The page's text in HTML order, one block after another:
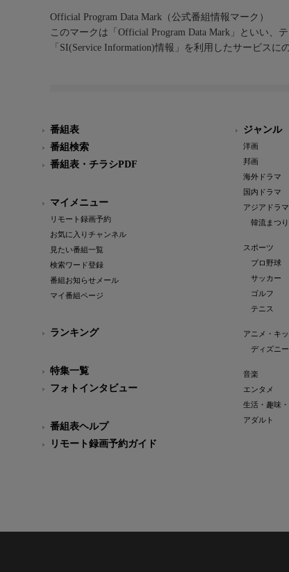
Official Program Data Mark（公式番組情報マーク）
このマークは「Official Program Data Mark」といい、
「SI(Service Information)情報」を利用したサービスに
番組表
番組検索
番組表・チラシPDF
マイメニュー
リモート録画予約
お気に入りチャンネル
見たい番組一覧
検索ワード登録
番組お知らせメール
マイ番組ページ
ランキング
特集一覧
フォトインタビュー
番組表ヘルプ
リモート録画予約ガイド
ジャンル
洋画
邦画
海外ドラマ
国内ドラマ
アジアドラマ
韓流まつり
スポーツ
プロ野球
サッカー
ゴルフ
テニス
アニメ・キ
ディズニー
音楽
エンタメ
生活・趣味
アダルト